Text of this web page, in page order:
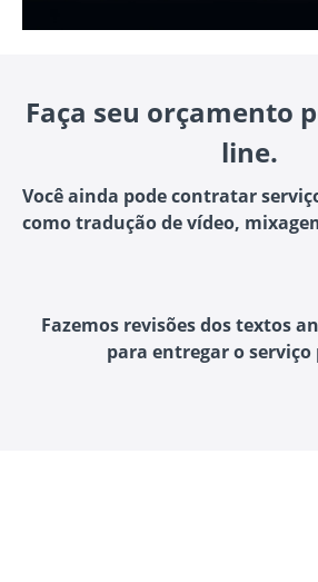
Faça seu orçamento
line.
Você ainda pode contratar
como tradução de vídeo,
Fazemos revisões dos textos
para entregar o